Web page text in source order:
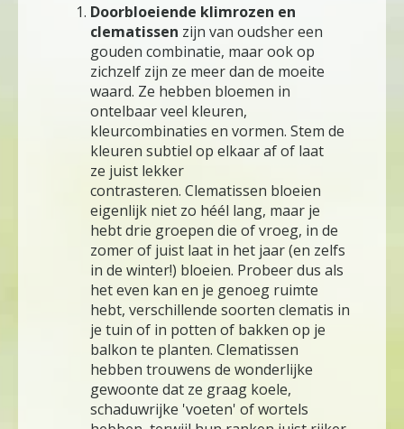
Doorbloeiende klimrozen en
clematissen zijn van oudsher een
gouden combinatie, maar ook op
zichzelf zijn ze meer dan de moeite
waard. Ze hebben bloemen in
ontelbaar veel kleuren,
kleurcombinaties en vormen. Stem de
kleuren subtiel op elkaar af of laat
ze juist lekker
contrasteren. Clematissen bloeien
eigenlijk niet zo héél lang, maar je
hebt drie groepen die of vroeg, in de
zomer of juist laat in het jaar (en zelfs
in de winter!) bloeien. Probeer dus als
het even kan en je genoeg ruimte
hebt, verschillende soorten clematis in
je tuin of in potten of bakken op je
balkon te planten. Clematissen
hebben trouwens de wonderlijke
gewoonte dat ze graag koele,
schaduwrijke 'voeten' of wortels